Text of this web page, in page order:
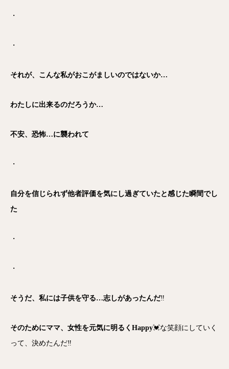
・
・
それが、こんな私がおこがましいのではないか…
わたしに出来るのだろうか…
不安、恐怖…に襲われて
・
自分を信じられず他者評価を気にし過ぎていたと感じた瞬間でし
た
・
・
そうだ、私には子供を守る…志しがあったんだ‼️
そのためにママ、女性を元気に明るくHappy💓な笑顔にしていく
って、決めたんだ‼️